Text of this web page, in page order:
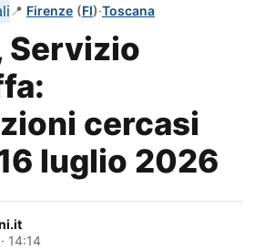
📍 Firenze (FI)·Toscana
Servizio
cercasi
luglio 2026
14:14